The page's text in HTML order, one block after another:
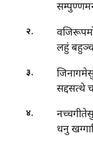
२.
लहुं
३.
सद्दसत्थे
४.
धनु